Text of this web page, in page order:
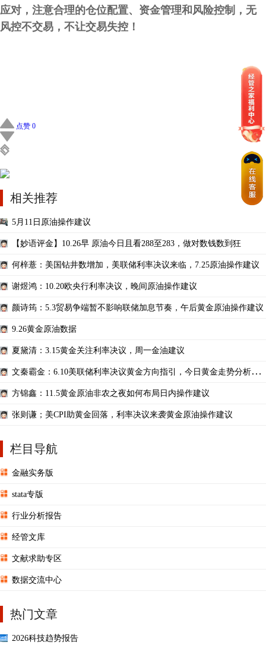
应对，注意合理的仓位配置、资金管理和风险控制，无
风控不交易，不让交易失控！
点赞 0
相关推荐
5月11日原油操作建议
【妙语评金】10.26早 原油今日且看288至283，做对数钱数到狂
何梓薏：美国钻井数增加，美联储利率决议来临，7.25原油操作建议
谢煜鸿：10.20欧央行利率决议，晚间原油操作建议
颜诗筠：5.3贸易争端暂不影响联储加息节奏，午后黄金原油操作建议
9.26黄金原油数据
夏黛清：3.15黄金关注利率决议，周一金油建议
文秦霸金：6.10美联储利率决议黄金方向指引，今日黄金走势分析原
方锦鑫：11.5黄金原油非农之夜如何布局日内操作建议
张则谦；美CPI助黄金回落，利率决议来袭黄金原油操作建议
栏目导航
金融实务版
stata专版
行业分析报告
经管文库
文献求助专区
数据交流中心
热门文章
2026科技趋势报告